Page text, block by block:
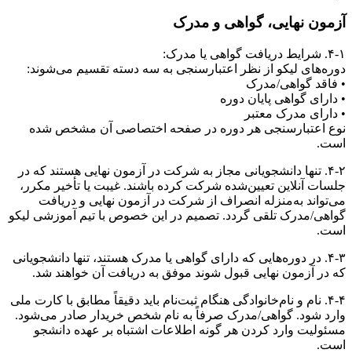
آزمون نهایی، گواهی و مدرک
۴-۱. شرایط دریافت گواهی یا مدرک:
دوره‌های لیکو از نظر اعتبارسنجی به سه دسته تقسیم می‌شوند:
• فاقد گواهی/مدرک
• دارای گواهی پایان دوره
• دارای مدرک معتبر
نوع اعتبارسنجی هر دوره در صفحه اختصاصی آن مشخص شده
است.
۴-۲. تنها دانشجویانی مجاز به شرکت در آزمون نهایی هستند که در
جلسات آنلاین تعیین‌شده شرکت کرده باشند. غیبت یا تأخیر مکرر،
می‌تواند به‌منزله انصراف از شرکت در آزمون نهایی و دریافت
گواهی/مدرک تلقی گردد. تصمیم در این خصوص با تیم آموزشی لیکو
است.
۴-۳. در دوره‌هایی که دارای گواهی یا مدرک هستند، تنها دانشجویانی
که در آزمون نهایی قبول شوند موفق به دریافت آن خواهند شد.
۴-۴. نام و نام‌خانوادگی هنگام ثبت‌نام باید دقیقاً مطابق با کارت ملی
وارد شود. گواهی/مدرک صرفاً به نام شخص خریدار صادر می‌شود.
مسئولیت وارد کردن هر گونه اطلاعات اشتباه بر عهده دانشجو
است.